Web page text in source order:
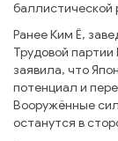
баллистической
Ранее Ким Ё,
Трудовой
заявила, что
потенциал и
Вооружённые
останутся в